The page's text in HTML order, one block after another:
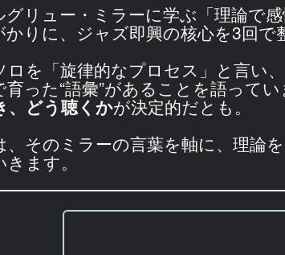
リュー・ミラーに学ぶ「理論で
かりに、ジャズ即興の核心を3回で
ロを「旋律的なプロセス」と言い
った“語彙”があることを語って
、どう聴くかが決定的だとも。
そのミラーの言葉を軸に、理論を
ます。